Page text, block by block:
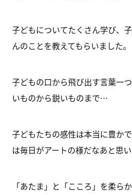
子どもについてたくさん学び、
んのことを教えてもらいました。
子どもの口から飛び出す言葉一
いものから鋭いものまで…
子どもたちの感性は本当に豊か
は毎日がアートの様だなあと思い
「あたま」と「こころ」を柔ら